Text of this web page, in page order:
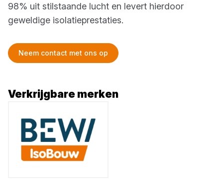
98% uit stilstaande lucht en levert hierdoor
geweldige isolatieprestaties.
Neem contact met ons op
Verkrijgbare merken